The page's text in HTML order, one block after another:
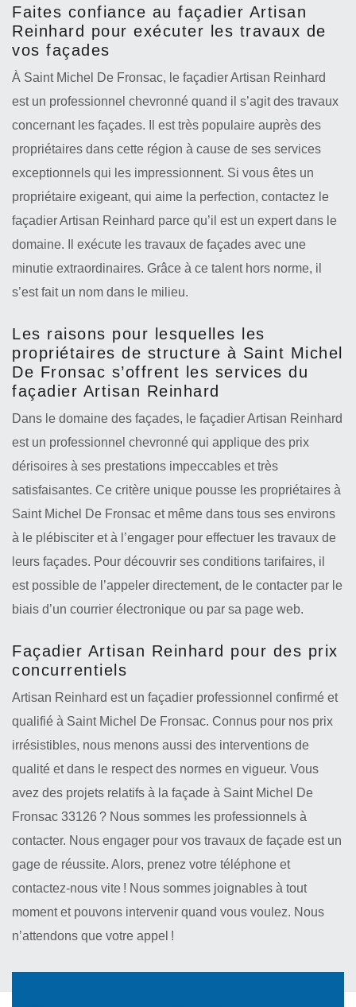
Faites confiance au façadier Artisan
Reinhard pour exécuter les travaux de
vos façades
À Saint Michel De Fronsac, le façadier Artisan Reinhard
est un professionnel chevronné quand il s’agit des travaux
concernant les façades. Il est très populaire auprès des
propriétaires dans cette région à cause de ses services
exceptionnels qui les impressionnent. Si vous êtes un
propriétaire exigeant, qui aime la perfection, contactez le
façadier Artisan Reinhard parce qu’il est un expert dans le
domaine. Il exécute les travaux de façades avec une
minutie extraordinaires. Grâce à ce talent hors norme, il
s’est fait un nom dans le milieu.
Les raisons pour lesquelles les
propriétaires de structure à Saint Michel
De Fronsac s’offrent les services du
façadier Artisan Reinhard
Dans le domaine des façades, le façadier Artisan Reinhard
est un professionnel chevronné qui applique des prix
dérisoires à ses prestations impeccables et très
satisfaisantes. Ce critère unique pousse les propriétaires à
Saint Michel De Fronsac et même dans tous ses environs
à le plébisciter et à l’engager pour effectuer les travaux de
leurs façades. Pour découvrir ses conditions tarifaires, il
est possible de l’appeler directement, de le contacter par le
biais d’un courrier électronique ou par sa page web.
Façadier Artisan Reinhard pour des prix
concurrentiels
Artisan Reinhard est un façadier professionnel confirmé et
qualifié à Saint Michel De Fronsac. Connus pour nos prix
irrésistibles, nous menons aussi des interventions de
qualité et dans le respect des normes en vigueur. Vous
avez des projets relatifs à la façade à Saint Michel De
Fronsac 33126 ? Nous sommes les professionnels à
contacter. Nous engager pour vos travaux de façade est un
gage de réussite. Alors, prenez votre téléphone et
contactez-nous vite ! Nous sommes joignables à tout
moment et pouvons intervenir quand vous voulez. Nous
n’attendons que votre appel !